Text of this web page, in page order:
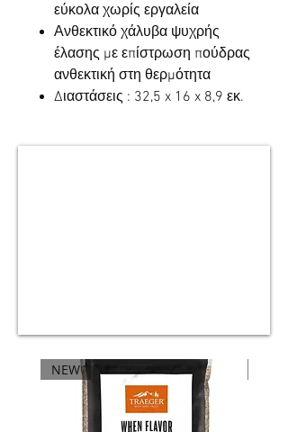
εύκολα χωρίς εργαλεία
Ανθεκτικό χάλυβα ψυχρής
έλασης με επίστρωση πούδρας
ανθεκτική στη θερμότητα
Διαστάσεις : 32,5 x 16 x 8,9 εκ.
NEW